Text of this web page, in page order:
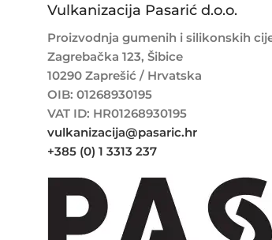
Vulkanizacija Pasarić d.o.o.
Proizvodnja gumenih i silikonskih
Zagrebačka 123, Šibice
10290 Zaprešić / Hrvatska
OIB: 01268930195
VAT ID: HR01268930195
vulkanizacija@pasaric.hr
+385 (0) 1 3313 237